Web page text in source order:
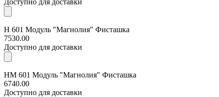
Н 601 Модуль "Магнолия" Фисташка
7530.00
Доступно для доставки
НМ 601 Модуль "Магнолия" Фисташка
6740.00
Доступно для доставки